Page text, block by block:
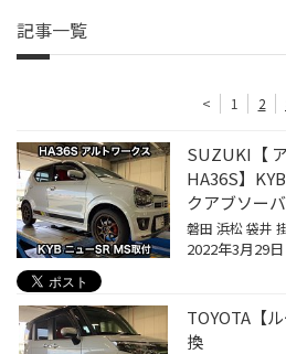
記事一覧
< 1 2
SUZUKI【
HA36S】
クアブソー
2022年3月29日
TOYOTA【
換